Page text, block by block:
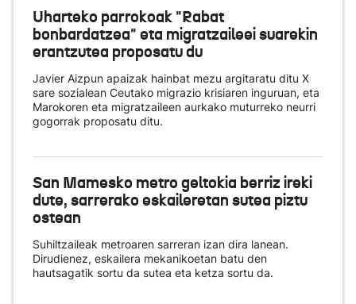
Uharteko parrokoak "Rabat
bonbardatzea" eta migratzaileei suarekin
erantzutea proposatu du
Javier Aizpun apaizak hainbat mezu argitaratu ditu X
sare sozialean Ceutako migrazio krisiaren inguruan, eta
Marokoren eta migratzaileen aurkako muturreko neurri
gogorrak proposatu ditu.
San Mamesko metro geltokia berriz ireki
dute, sarrerako eskaileretan sutea piztu
ostean
Suhiltzaileak metroaren sarreran izan dira lanean.
Dirudienez, eskailera mekanikoetan batu den
hautsagatik sortu da sutea eta ketza sortu da.